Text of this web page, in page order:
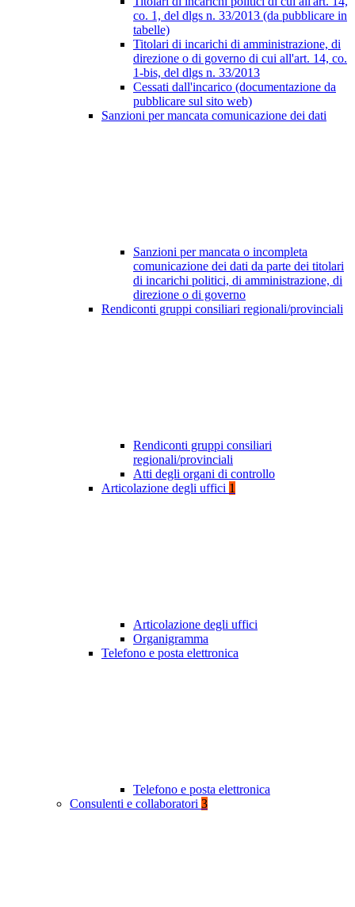
co. 1, del dlgs n. 33/2013 (da pubblicare in
tabelle)
Titolari di incarichi di amministrazione, di
direzione o di governo di cui all'art. 14, co.
1-bis, del dlgs n. 33/2013
Cessati dall'incarico (documentazione da
pubblicare sul sito web)
Sanzioni per mancata comunicazione dei dati
Sanzioni per mancata o incompleta
comunicazione dei dati da parte dei titolari
di incarichi politici, di amministrazione, di
direzione o di governo
Rendiconti gruppi consiliari regionali/provinciali
Rendiconti gruppi consiliari
regionali/provinciali
Atti degli organi di controllo
Articolazione degli uffici 1
Articolazione degli uffici
Organigramma
Telefono e posta elettronica
Telefono e posta elettronica
Consulenti e collaboratori 3